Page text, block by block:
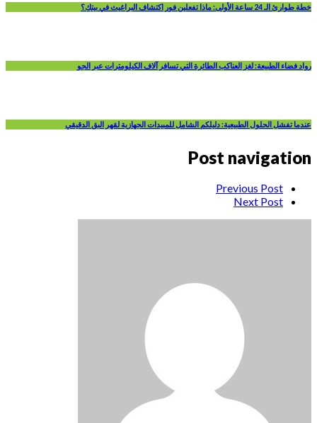
خطة طوارئ الـ 24 ساعة الأولى: ماذا تفعلين فور اكتشاف البراغيث في بيتكِ؟
رواد فضاء الطبيعة: لغز العناكب الطائرة التي تسافر آلاف الكيلومترات عبر الجو
عندما تفشل الحلول الطبيعية: دليلكم الشامل للمبيدات الجهازية لقهر البق الدقيقي
Post navigation
Previous Post
Next Post